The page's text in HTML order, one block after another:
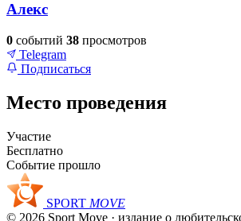
Алекс
0 событий 38 просмотров
Telegram
Подписаться
Место проведения
+
–
Участие
Бесплатно
Событие прошло
SPORT MOVE
© 2026 Sport Move · издание о